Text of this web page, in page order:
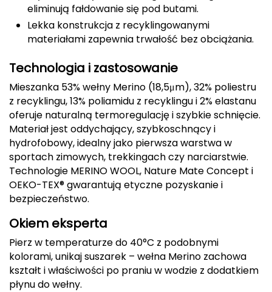
DUNLOP
Darn Tough
Deuter
Dolomite
E
EISBAR
ENERO
ENERO CAMP
ENERO PRO
Elmer by Swany
eliminują fałdowanie się pod butami.
Lekka konstrukcja z recyklingowanymi
materiałami zapewnia trwałość bez obciążania.
Technologia i zastosowanie
Mieszanka 53% wełny Merino (18,5μm), 32% poliestru
z recyklingu, 13% poliamidu z recyklingu i 2% elastanu
oferuje naturalną termoregulację i szybkie schnięcie.
Materiał jest oddychający, szybkoschnący i
hydrofobowy, idealny jako pierwsza warstwa w
sportach zimowych, trekkingach czy narciarstwie.
Technologie MERINO WOOL, Nature Mate Concept i
OEKO-TEX® gwarantują etyczne pozyskanie i
bezpieczeństwo.
Okiem eksperta
Pierz w temperaturze do 40°C z podobnymi
kolorami, unikaj suszarek – wełna Merino zachowa
kształt i właściwości po praniu w wodzie z dodatkiem
płynu do wełny.